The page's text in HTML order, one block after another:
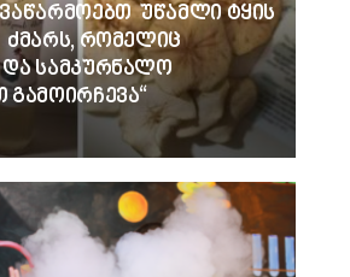
უწამლი ტყის
ძმარს, რომელიც
სამკურნალო
გამოირჩევა“